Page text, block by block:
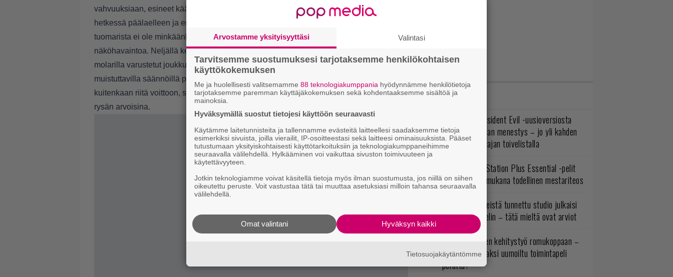
vahvuuksiaan, esineet kääntävät tilanteen
hetkessä päälaelleen ja ennen kaikkea
tuomarista ei ole minkäänlaista
näköhavaintoa. Neljällä kenttäpelaajalla ja
molarilla varustetut joukkueet pyrkivät iskemään perusperiaatteiltaan futista
muistuttavilla säännöillä pallon pömpeliin useammin kuin vastustaja. Joskus se ei
kuitenkaan riitä voittoon, sillä Hyper Strike -voimaosumat lasketaan valotaululle kahden
rysän arvoisina.
LUETUIMMAT JUTUT
Tulevasta Resident Evil -uusioversiosta
näyttäisi tulevan menestys – jo yli kahden
miljoonan pelaajan toivelistalla
Elokuun PlayStation Plus Essential -pelit
ilmestyivät – mukana todellinen mestariteos
Pokémon-peleistä tunnettu studio julkaisi
toimintaroolipelin – tätä mieltä ovat arviot
Kuuden vuoden kehitystyö romukoppaan –
GTA:n kilpailijaksi uumoiltu toimintapeli
peruttu?
Arvostamme yksityisyyttäsi Valintasi
Tarvitsemme suostumuksesi tarjotaksemme henkilökohtaisen
käyttökokemuksen
Me ja huolellisesti valitsemamme 88 teknologiakumppania hyödynnämme henkilötietoja
tarjotaksemme paremman käyttäjäkokemuksen sekä kohdentaaksemme sisältöä ja
mainoksia.
Hyväksymällä suostut tietojesi käyttöön seuraavasti
Käytämme laitetunnisteita ja tallennamme evästeitä laitteellesi saadaksemme tietoja
esimerkiksi sivuista, joilla vierailit, IP-osoitteestasi sekä laitteesi ominaisuuksista. Pääset
tutustumaan yksityiskohtaisesti käyttötarkoituksiin ja teknologiakumppaneihimme
seuraavalla välilehdellä. Hylkääminen voi vaikuttaa sivuston toimivuuteen ja
käytettävyyteen.
Jotkin teknologiamme voivat käsitellä tietoja myös ilman suostumusta, jos niillä on siihen
oikeutettu peruste. Voit vastustaa tätä tai muuttaa asetuksiasi milloin tahansa seuraavalla
välilehdellä.
Hyväksyn kaikki
Omat valintani
Tietosuojakäytäntömme